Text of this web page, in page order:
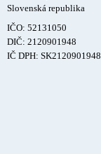
Slovenská republika
IČO: 52131050
DIČ: 2120901948
IČ DPH: SK2120901948